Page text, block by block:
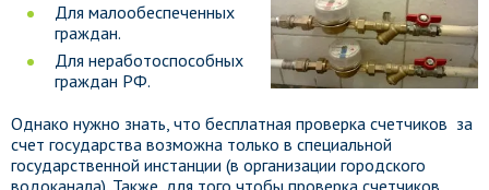
Для малообеспеченных
граждан.
Для неработоспособных
граждан РФ.
Однако нужно знать, что бесплатная проверка счетчиков за
счет государства возможна только в специальной
государственной инстанции (в организации городского
водоканала). Также, для того чтобы проверка счетчиков